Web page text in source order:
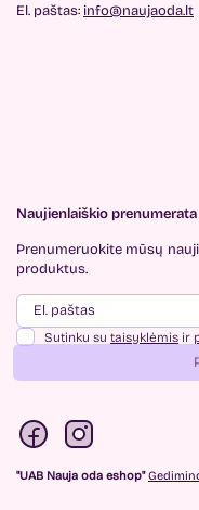
El. paštas: info@naujaoda.lt
Naujienlaiškio prenumerata
Prenumeruokite mūsų
produktus.
Sutinku su taisyklėmis ir
"UAB Nauja oda eshop"